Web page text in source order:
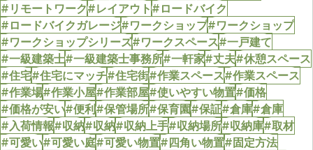
#リモートワーク#レイアウト#ロードバイク
#ロードバイクガレージ#ワークショップ#ワークショップ
#ワークショップシリーズ#ワークスペース#一戸建て
#一級建築士#一級建築士事務所#一軒家#丈夫#休憩スペース
#住宅#住宅にマッチ#住宅街#作業スペース#作業スペース
#作業場#作業小屋#作業部屋#使いやすい物置#価格
#価格が安い#便利#保管場所#保育園#保証#倉庫#倉庫
#入荷情報#収納#収納#収納上手#収納場所#収納庫#取材
#可愛い#可愛い庭#可愛い物置#四角い物置#固定方法